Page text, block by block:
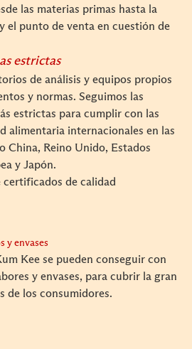
las materias primas hasta la
el punto de venta en cuestión de
estrictas
de análisis y equipos propios
y normas. Seguimos las
estrictas para cumplir con las
alimentaria internacionales en las
China, Reino Unido, Estados
y Japón.
certificados de calidad
y envases
Kee se pueden conseguir con
y envases, para cubrir la gran
de los consumidores.